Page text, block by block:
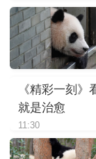
《精彩一刻》
就是治愈
11:30